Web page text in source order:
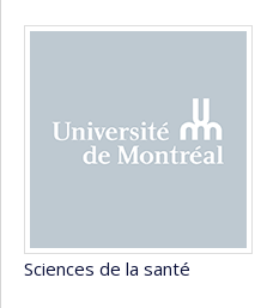
Sciences de la santé